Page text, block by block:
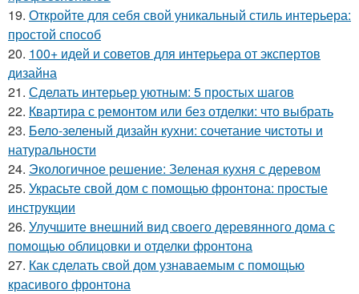
19. Откройте для себя свой уникальный стиль интерьера:
простой способ
20. 100+ идей и советов для интерьера от экспертов
дизайна
21. Сделать интерьер уютным: 5 простых шагов
22. Квартира с ремонтом или без отделки: что выбрать
23. Бело-зеленый дизайн кухни: сочетание чистоты и
натуральности
24. Экологичное решение: Зеленая кухня с деревом
25. Украсьте свой дом с помощью фронтона: простые
инструкции
26. Улучшите внешний вид своего деревянного дома с
помощью облицовки и отделки фронтона
27. Как сделать свой дом узнаваемым с помощью
красивого фронтона